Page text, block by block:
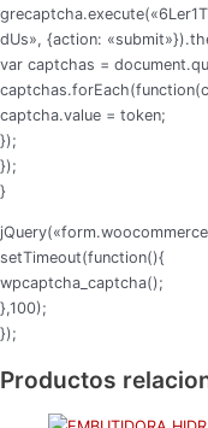
dUs», {action:
var captchas =
captcha.value = token;
});
});
}
setTimeout(function(){
wpcaptcha_captcha();
},100);
});
Productos